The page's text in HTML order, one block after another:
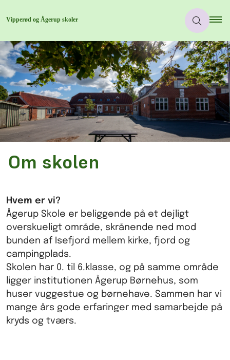
Om skolen
Hvem er vi?
Ågerup Skole er beliggende på et dejligt
overskueligt område, skrånende ned mod
bunden af Isefjord mellem kirke, fjord og
campingplads.
Skolen har 0. til 6.klasse, og på samme område
ligger institutionen Ågerup Børnehus, som
huser vuggestue og børnehave. Sammen har vi
mange års gode erfaringer med samarbejde på
kryds og tværs.